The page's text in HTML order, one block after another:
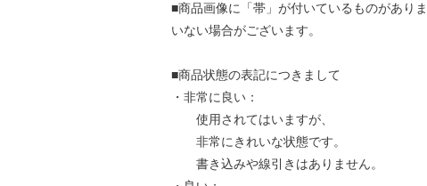
■商品画像に「帯」が付いているものがあり
いない場合がございます。
■商品状態の表記につきまして
・非常に良い：
使用されてはいますが、
非常にきれいな状態です。
書き込みや線引きはありません。